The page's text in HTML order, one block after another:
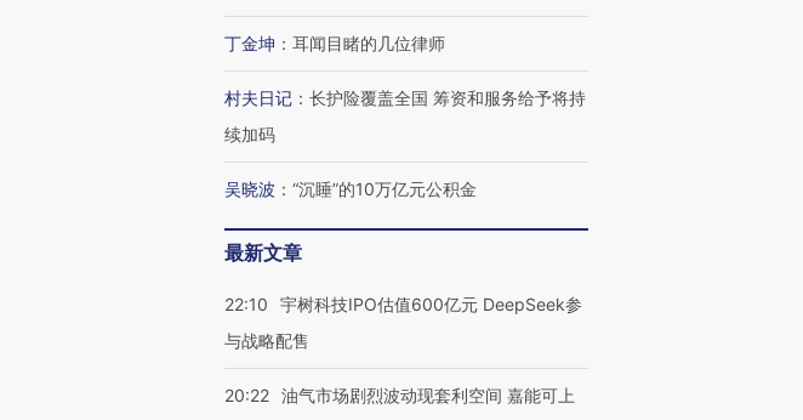
丁金坤 ： 耳闻目睹的几位律师
村夫日记 ： 长护险覆盖全国 筹资和服务给予将持
续加码
吴晓波 ： “沉睡”的10万亿元公积金
最新文章
22:10
宇树科技IPO估值600亿元 DeepSeek参
与战略配售
20:22 油气市场剧烈波动现套利空间 嘉能可上